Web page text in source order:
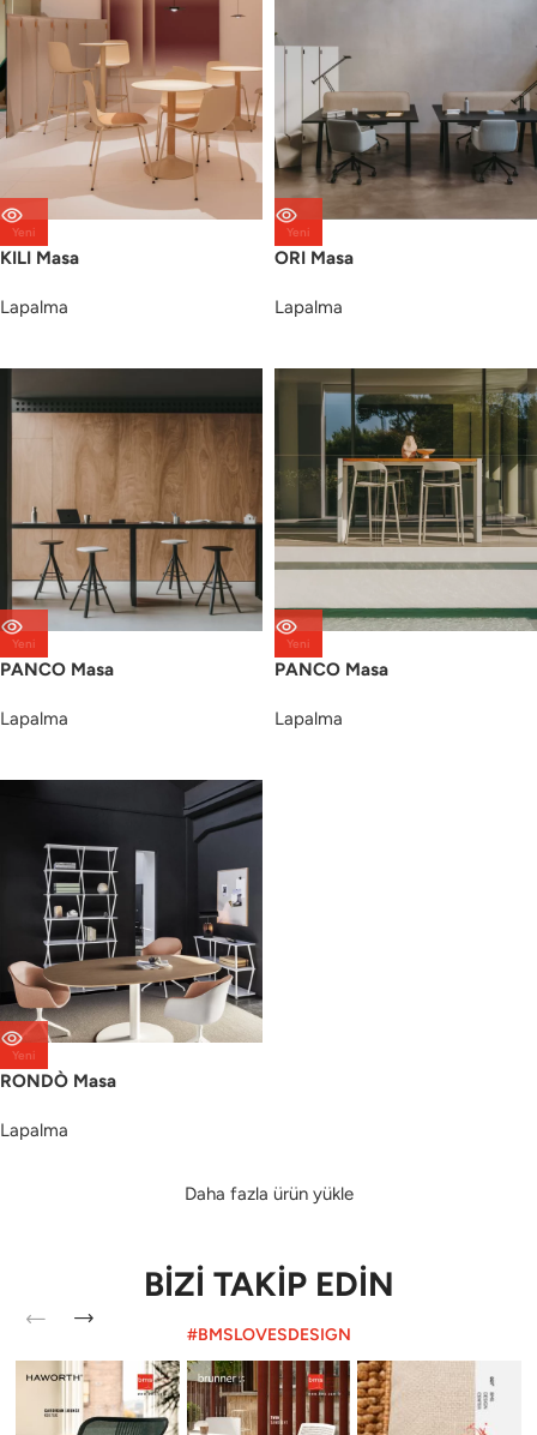
Yeni
KILI Masa
Lapalma
Yeni
ORI Masa
Lapalma
Yeni
PANCO Masa
Lapalma
Yeni
PANCO Masa
Lapalma
Yeni
RONDÒ Masa
Lapalma
Daha fazla ürün yükle
BİZİ TAKİP EDİN
#BMSLOVESDESIGN